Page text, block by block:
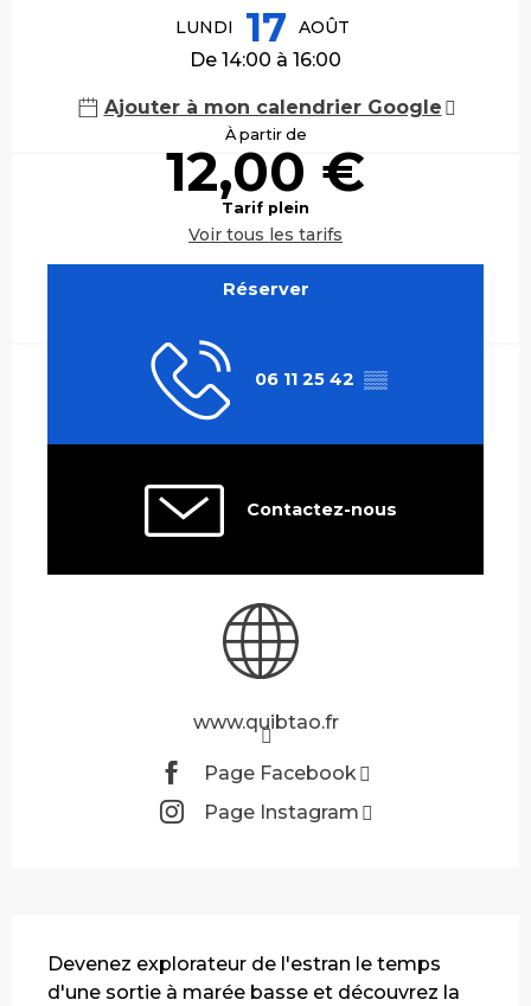
LUNDI 17 AOÛT
De 14:00 à 16:00
Ajouter à mon calendrier Google
À partir de
12,00 €
Tarif plein
Voir tous les tarifs
Réserver
06 11 25 42 ▒▒
Contactez-nous
www.quibtao.fr
Page Facebook
Page Instagram
Devenez explorateur de l'estran le temps
d'une sortie à marée basse et découvrez la